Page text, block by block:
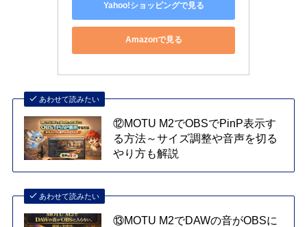
Yahoo!ショッピングで見る
Amazonで見る
あわせて読みたい
⑫MOTU M2でOBSでPinP表示す
る方法～サイズ調整や音声を切る
やり方も解説
あわせて読みたい
⑬MOTU M2でDAWの音がOBSに